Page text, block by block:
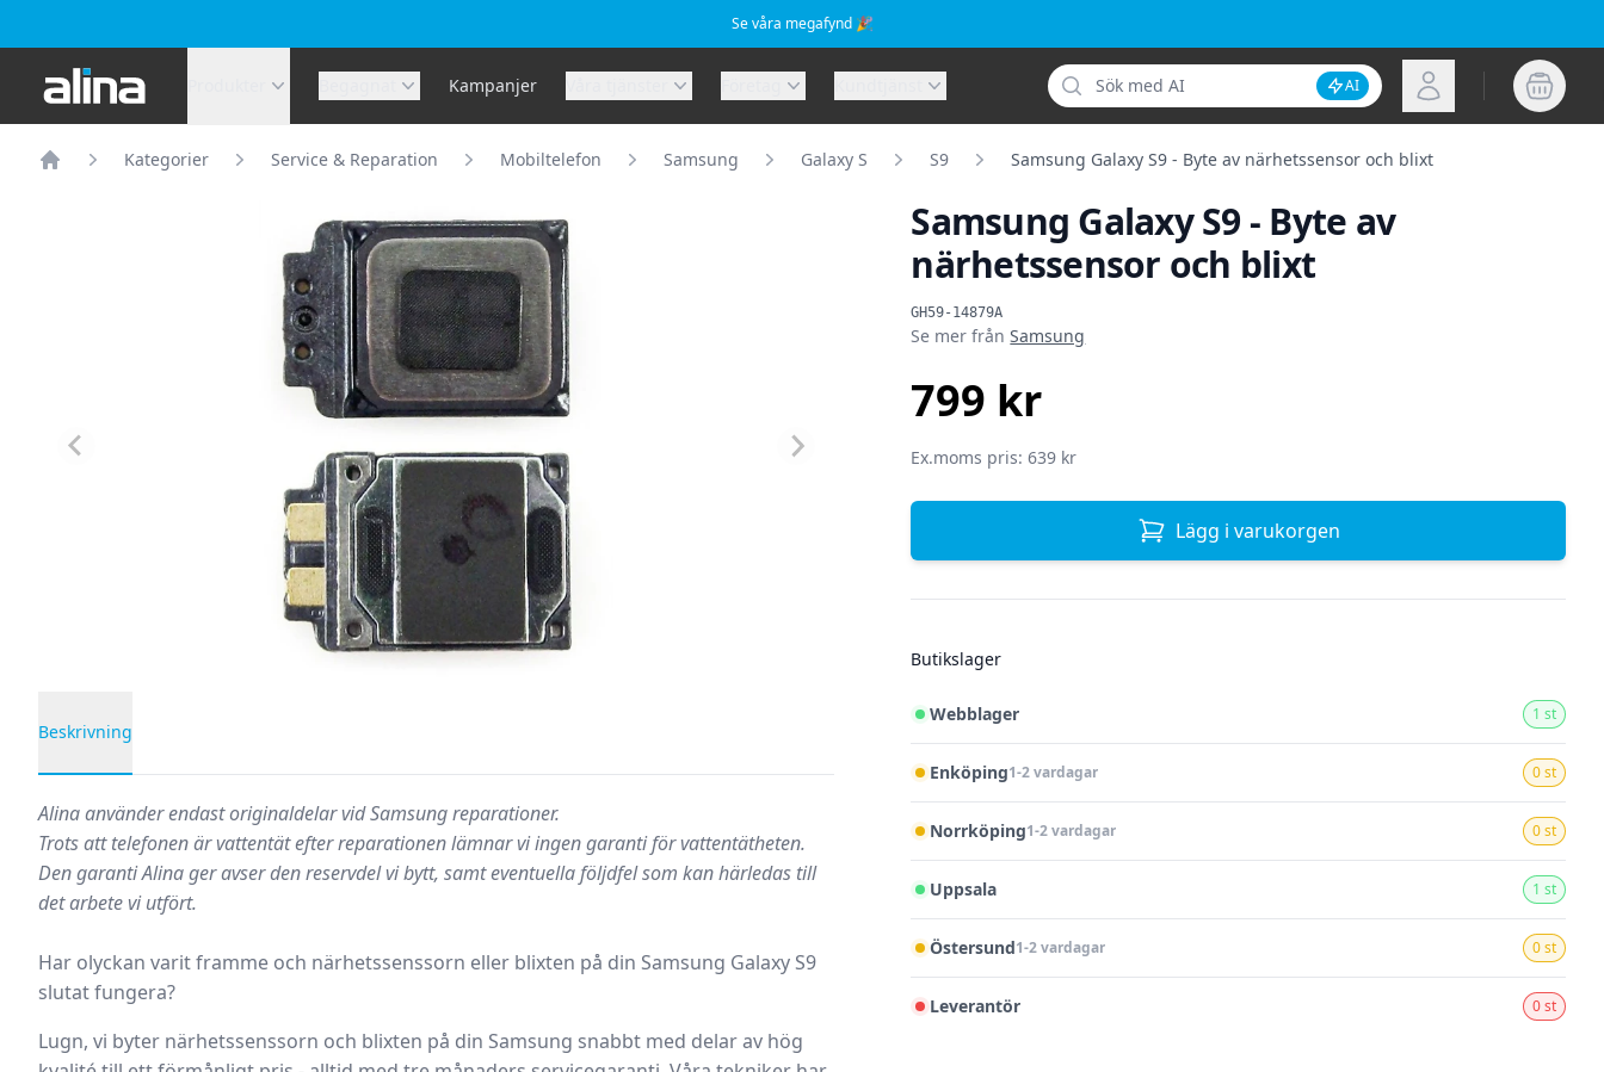
Se våra megafynd 🎉
Alina.se Kampanjer
Sök
Inaktivera AI-sökning
AI Logga in
Kategorier Service & Reparation Mobiltelefon Samsung Galaxy S S9 Samsung Galaxy S9 - Byte av närhetssensor och blixt
Samsung Galaxy S9 - Byte av
närhetssensor och blixt
GH59-14879A
Produktinformation
Se mer frånSamsung
799 kr
Ex.moms pris: 639 kr
Lägg i varukorgen
Butikslager
Webblager 1 st
Enköping1-2 vardagar 0 st
Norrköping1-2 vardagar 0 st
Uppsala 1 st
Östersund1-2 vardagar 0 st
Leverantör 0 st
Beskrivning
Alina använder endast originaldelar vid Samsung reparationer.
Trots att telefonen är vattentät efter reparationen lämnar vi ingen garanti för vattentätheten.
Den garanti Alina ger avser den reservdel vi bytt, samt eventuella följdfel som kan härledas till
det arbete vi utfört.
Har olyckan varit framme och närhetssenssorn eller blixten på din Samsung Galaxy S9
slutat fungera?
Lugn, vi byter närhetssenssorn och blixten på din Samsung snabbt med delar av hög